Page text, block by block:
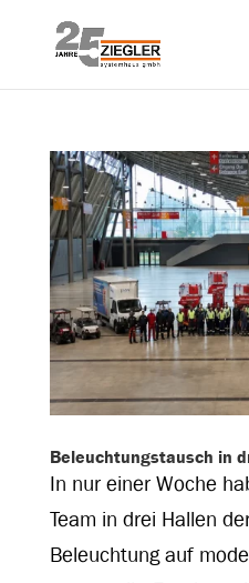
Beleuchtungstausch in
In nur einer Woche
Team in drei Hallen
Beleuchtung auf